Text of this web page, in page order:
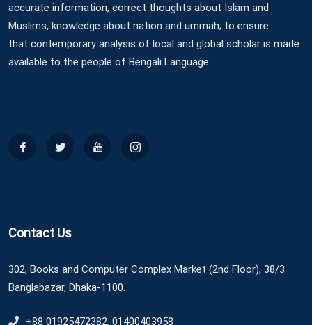
accurate information, correct thoughts about Islam and
Muslims, knowledge about nation and ummah; to ensure
that contemporary analysis of local and global scholar is made
available to the people of Bengali Language.
Contact Us
302, Books and Computer Complex Market (2nd Floor), 38/3
Banglabazar, Dhaka-1100.
+88 01925472382, 01400403958